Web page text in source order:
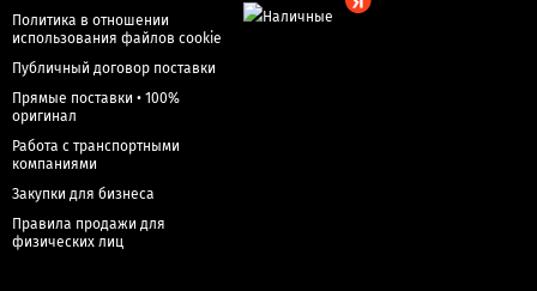
Политика в отношении
использования файлов cookie
Публичный договор поставки
Прямые поставки • 100%
оригинал
Работа с транспортными
компаниями
Закупки для бизнеса
Правила продажи для
физических лиц